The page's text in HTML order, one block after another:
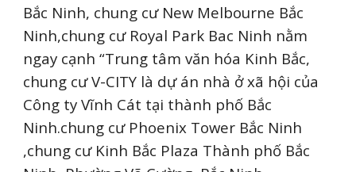
Bắc Ninh, chung cư New Melbourne Bắc
Ninh,chung cư Royal Park Bac Ninh nằm
ngay cạnh “Trung tâm văn hóa Kinh Bắc,
chung cư V-CITY là dự án nhà ở xã hội của
Công ty Vĩnh Cát tại thành phố Bắc
Ninh.chung cư Phoenix Tower Bắc Ninh
,chung cư Kinh Bắc Plaza Thành phố Bắc